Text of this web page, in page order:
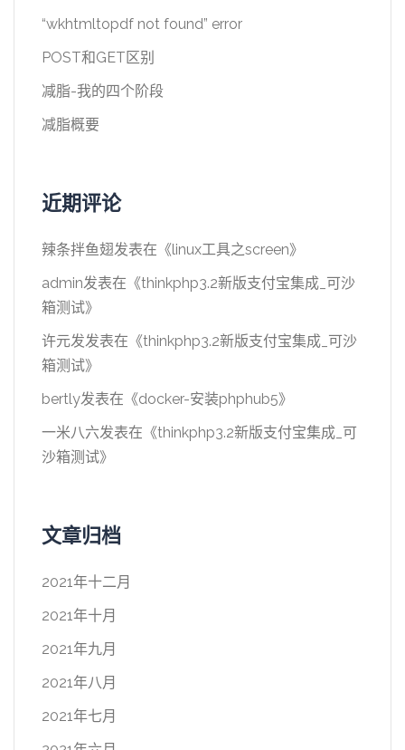
“wkhtmltopdf not found” error
POST和GET区别
减脂-我的四个阶段
减脂概要
近期评论
辣条拌鱼翅发表在《linux工具之screen》
admin发表在《thinkphp3.2新版支付宝集成_可沙
箱测试》
许元发发表在《thinkphp3.2新版支付宝集成_可沙
箱测试》
bertly发表在《docker-安装phphub5》
一米八六发表在《thinkphp3.2新版支付宝集成_可
沙箱测试》
文章归档
2021年十二月
2021年十月
2021年九月
2021年八月
2021年七月